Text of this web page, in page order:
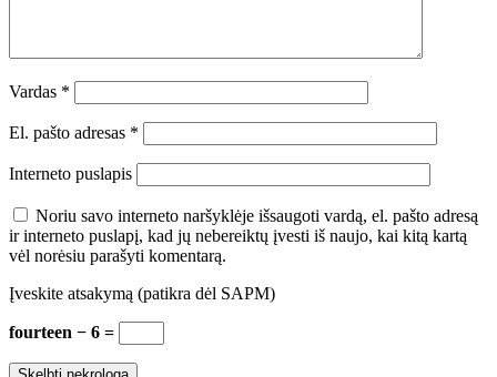
Vardas *
El. pašto adresas *
Interneto puslapis
Noriu savo interneto naršyklėje išsaugoti vardą, el. pašto adresą
ir interneto puslapį, kad jų nebereiktų įvesti iš naujo, kai kitą kartą
vėl norėsiu parašyti komentarą.
Įveskite atsakymą (patikra dėl SAPM)
fourteen − 6 =